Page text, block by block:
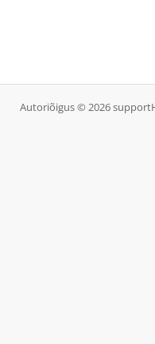
Autoriõigus © 2026